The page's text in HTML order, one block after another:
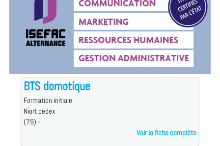
BTS domotique
Formation initiale
Niort cedex
(79) -
Voir la fiche complète